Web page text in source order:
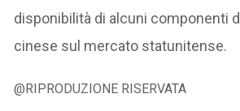
disponibilità di alcuni componenti
cinese sul mercato statunitense.
@RIPRODUZIONE RISERVATA